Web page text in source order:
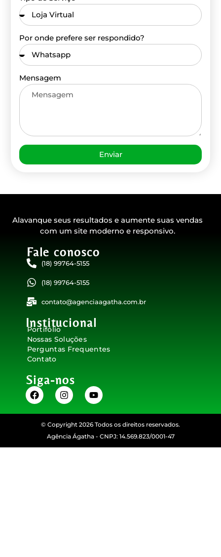
Por onde prefere ser respondido?
Mensagem
Enviar
Alavanque seus resultados e aumente suas vendas
com um site moderno e responsivo.
Fale conosco​
(18) 99764-5155
(18) 99764-5155
contato@agenciaagatha.com.br
Institucional
Portifólio
Nossas Soluções
Perguntas Frequentes
Contato
Siga-nos
© Copyright 2026 Todos os direitos reservados.
Agência Ágatha - CNPJ: 14.569.823/0001-47